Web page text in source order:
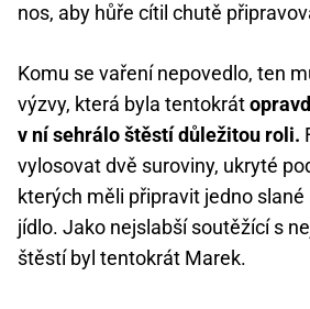
nos, aby hůře cítil chutě
Komu se vaření nepovedlo, ten
výzvy, která byla tentokrát
v ní sehrálo štěstí důležitou roli.
vylosovat dvě suroviny, ukryté
kterých měli připravit jedno slané
jídlo. Jako nejslabší soutěžící s
štěstí byl tentokrát Marek.